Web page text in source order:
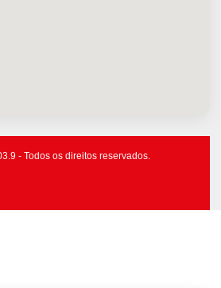
- Todos os direitos reservados.